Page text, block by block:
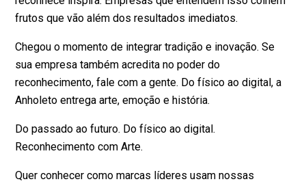
frutos que vão além dos resultados imediatos.
Chegou o momento de integrar tradição e inovação. Se
sua empresa também acredita no poder do
reconhecimento, fale com a gente. Do físico ao digital, a
Anholeto entrega arte, emoção e história.
Do passado ao futuro. Do físico ao digital.
Reconhecimento com Arte.
Quer conhecer como marcas líderes usam nossas